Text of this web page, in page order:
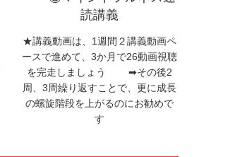
読講義
★講義動画は、1週間２講義動画ペ
ースで進めて、3か月で26動画視聴
を完走しましょう ➡その後2
周、3周繰り返すことで、更に成長
の螺旋階段を上がるのにお勧めで
す